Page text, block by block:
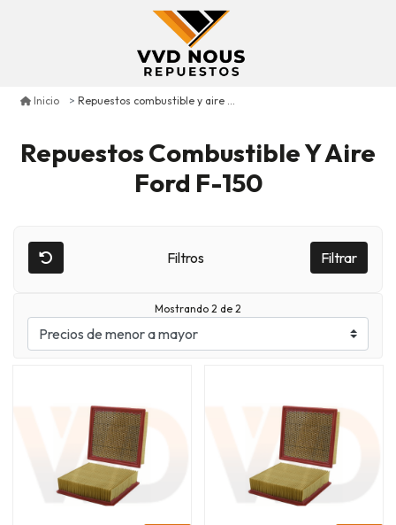
Inicio Repuestos combustible y aire ford f-150
Repuestos Combustible Y Aire
Ford F-150
Filtros Filtrar
Mostrando 2 de 2